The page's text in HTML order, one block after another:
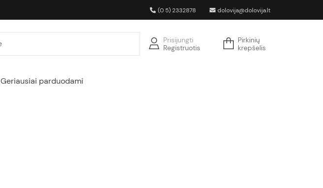
(0 5) 2332878 dolovija@dolovija.lt
Prisijungti
Registruotis
Pirkinių
krepšelis
Geriausiai parduodami